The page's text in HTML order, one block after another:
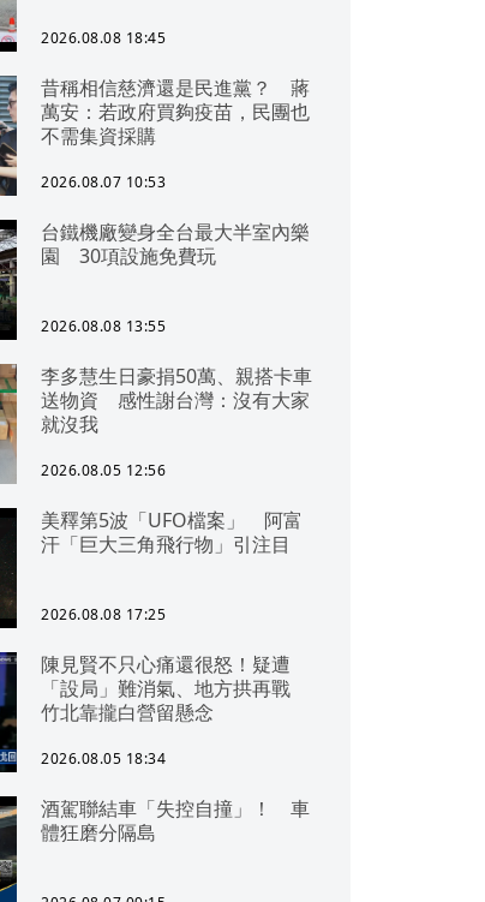
2026.08.08 18:45
昔稱相信慈濟還是民進黨？ 蔣
萬安：若政府買夠疫苗，民團也
不需集資採購
2026.08.07 10:53
台鐵機廠變身全台最大半室內樂
園 30項設施免費玩
2026.08.08 13:55
李多慧生日豪捐50萬、親搭卡車
送物資 感性謝台灣：沒有大家
就沒我
2026.08.05 12:56
美釋第5波「UFO檔案」 阿富
汗「巨大三角飛行物」引注目
2026.08.08 17:25
陳見賢不只心痛還很怒！疑遭
「設局」難消氣、地方拱再戰
竹北靠攏白營留懸念
2026.08.05 18:34
酒駕聯結車「失控自撞」！ 車
體狂磨分隔島